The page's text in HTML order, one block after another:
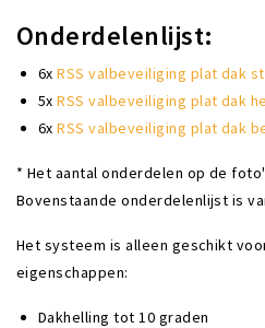
Onderdelenlijst:
6xRSS valbeveiliging plat dak
5xRSS valbeveiliging plat dak
6xRSS valbeveiliging plat dak
* Het aantal onderdelen op de
Bovenstaande onderdelenlijst is
Het systeem is alleen geschikt
eigenschappen:
Dakhelling tot 10 graden